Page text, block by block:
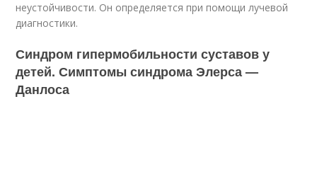
неустойчивости. Он определяется при помощи лучевой
диагностики.
Синдром гипермобильности суставов у
детей. Симптомы синдрома Элерса —
Данлоса